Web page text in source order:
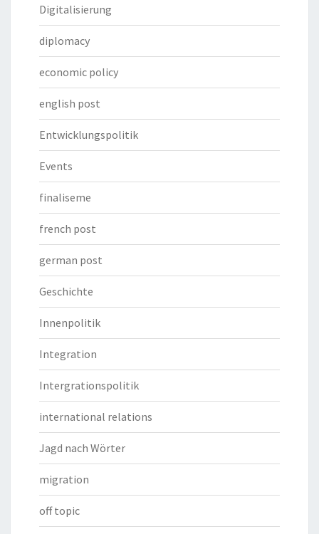
Digitalisierung
diplomacy
economic policy
english post
Entwicklungspolitik
Events
finaliseme
french post
german post
Geschichte
Innenpolitik
Integration
Intergrationspolitik
international relations
Jagd nach Wörter
migration
off topic